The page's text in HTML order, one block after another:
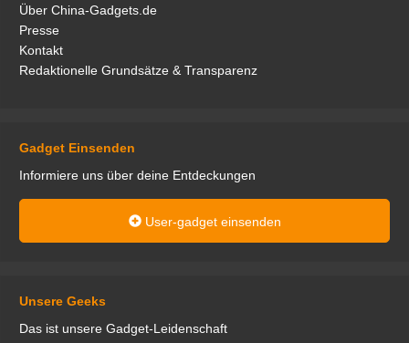
Über China-Gadgets.de
Presse
Kontakt
Redaktionelle Grundsätze & Transparenz
Gadget Einsenden
Informiere uns über deine Entdeckungen
User-gadget einsenden
Unsere Geeks
Das ist unsere Gadget-Leidenschaft